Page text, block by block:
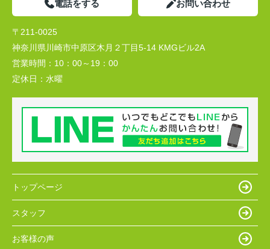
電話をする お問い合わせ
〒211-0025
神奈川県川崎市中原区木月２丁目5-14 KMGビル2A
営業時間： 10：00～19：00
定休日： 水曜
トップページ
スタッフ
お客様の声